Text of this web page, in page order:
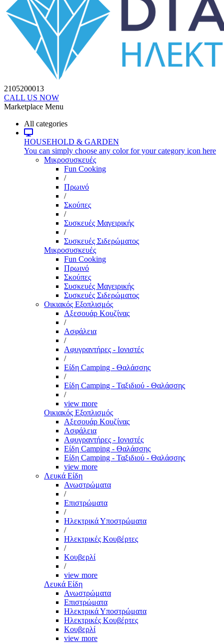
2105200013
CALL US NOW
Marketplace Menu
All categories
HOUSEHOLD & GARDEN
You can simply choose any color for your category icon here
Μικροσυσκευές
Fun Cooking
/
Πρωινό
/
Σκούπες
/
Συσκευές Μαγειρικής
/
Συσκευές Σιδερώματος
Μικροσυσκευές
Fun Cooking
Πρωινό
Σκούπες
Συσκευές Μαγειρικής
Συσκευές Σιδερώματος
Οικιακός Εξοπλισμός
Αξεσουάρ Κουζίνας
/
Ασφάλεια
/
Αφυγραντήρες - Ιονιστές
/
Είδη Camping - Θαλάσσης
/
Είδη Camping - Ταξιδιού - Θαλάσσης
/
view more
Οικιακός Εξοπλισμός
Αξεσουάρ Κουζίνας
Ασφάλεια
Αφυγραντήρες - Ιονιστές
Είδη Camping - Θαλάσσης
Είδη Camping - Ταξιδιού - Θαλάσσης
view more
Λευκά Είδη
Ανωστρώματα
/
Επιστρώματα
/
Ηλεκτρικά Υποστρώματα
/
Ηλεκτρικές Κουβέρτες
/
Κουβερλί
/
view more
Λευκά Είδη
Ανωστρώματα
Επιστρώματα
Ηλεκτρικά Υποστρώματα
Ηλεκτρικές Κουβέρτες
Κουβερλί
view more